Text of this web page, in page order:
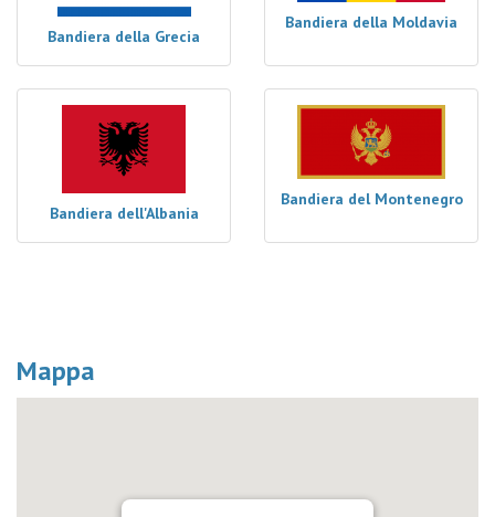
Bandiera della Grecia
Bandiera della Moldavia
Bandiera dell'Albania
Bandiera del Montenegro
Mappa